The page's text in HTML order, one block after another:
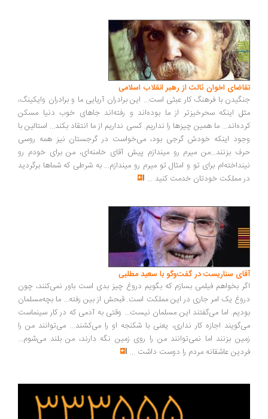
اخوان ثالث از رهبر انقلاب اسلامی
با فرهنگ کار عبثی است... این برادران آریایی ما و برادران وایکینگ،
اینکه سحرخیزتر از ما بوده‌اند و رفته‌اند جاهای خوب دنیا مسکن
ما همین چیزها را نداریم. کسی نداریم از ما انتقاد بکند... استالین با
اینکه خودش گرجی بود، می‌خواست در گرجستان نیز همه روسی
بزنند...من میرم رو میندازم پیش آقای خامنه‌ای، من برای خودم رو
برای تو و امثال تو میرم رو میندازم... به شرطی که شماها برگردید
مملکت خودتان خدمت کنید...
سناریست در گفت‌وگو با سعید مطلبی
بخواهم فیلمی بسازم که بگویم دروغ چیز بدی است باور نمی‌کنند، چون
یک امر جاری در این مملکت است. قبحش از بین رفته... ما بچه‌مسلمان
اما می‌گفتند این مسلمان نیست... وقتی به آدمی که در کار سینماست
اجازه کار نداری، یعنی با شکنجه او را می‌کشند... می‌توانند من را
بزنند اما نمی‌توانند من را روی زمین نگه دارند، من بلند می‌شوم...
عاشقانه مردم را دوست داشت ...